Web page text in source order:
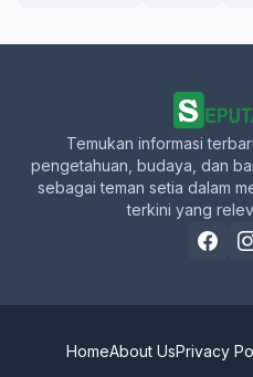
Temukan informasi
pengetahuan, budaya, dan
sebagai teman setia dalam
terkini yang
HomeAbout UsPrivacy